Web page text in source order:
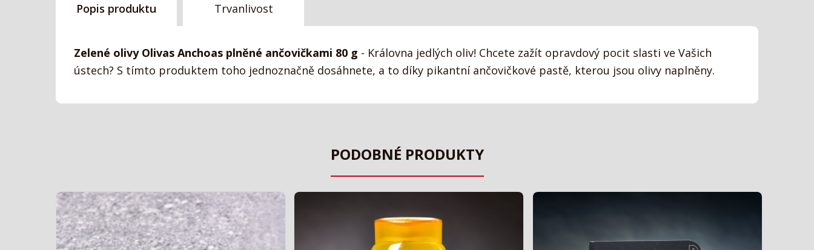
Popis produktu Trvanlivost
Zelené olivy Olivas Anchoas plněné ančovičkami 80 g - Královna jedlých oliv! Chcete zažít opravdový pocit slasti ve Vašich
ústech? S tímto produktem toho jednoznačně dosáhnete, a to díky pikantní ančovičkové pastě, kterou jsou olivy naplněny.
PODOBNÉ PRODUKTY